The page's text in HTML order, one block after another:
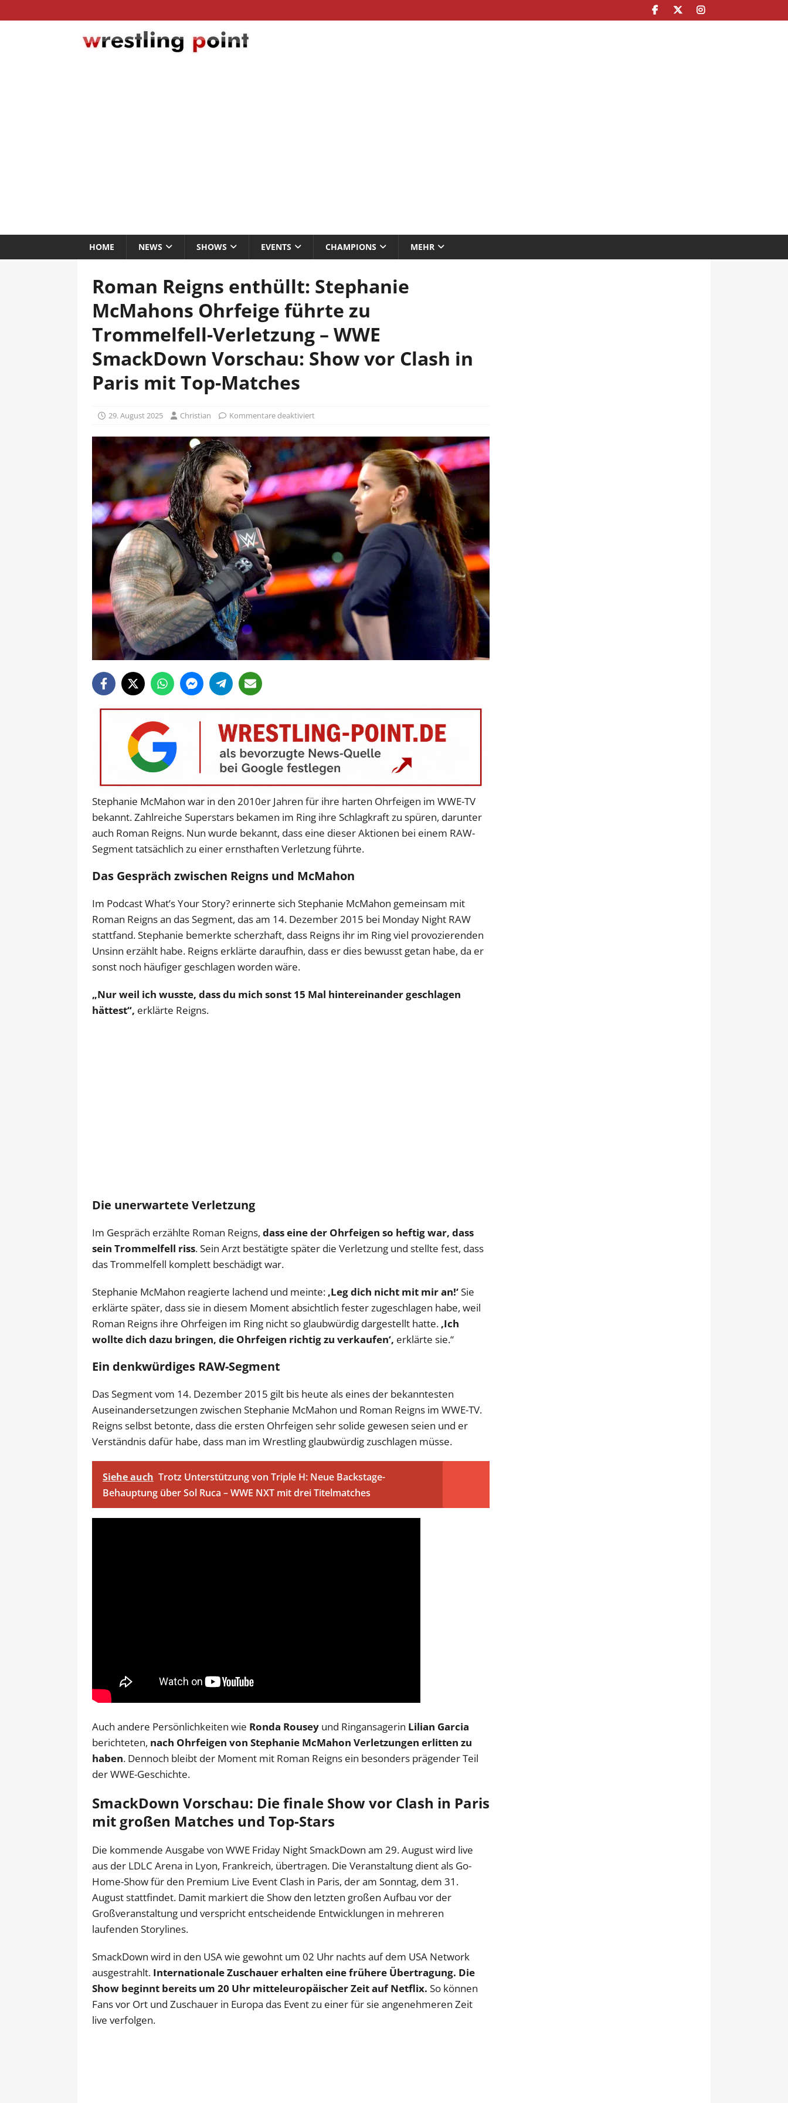
HOME NEWS SHOWS EVENTS CHAMPIONS MEHR
Roman Reigns enthüllt: Stephanie
McMahons Ohrfeige führte zu
Trommelfell-Verletzung – WWE
SmackDown Vorschau: Show vor Clash in
Paris mit Top-Matches
29. August 2025 Christian Kommentare deaktiviert
Stephanie McMahon war in den 2010er Jahren für ihre harten Ohrfeigen im WWE-TV
bekannt. Zahlreiche Superstars bekamen im Ring ihre Schlagkraft zu spüren, darunter
auch Roman Reigns. Nun wurde bekannt, dass eine dieser Aktionen bei einem RAW-
Segment tatsächlich zu einer ernsthaften Verletzung führte.
Das Gespräch zwischen Reigns und McMahon
Im Podcast What’s Your Story? erinnerte sich Stephanie McMahon gemeinsam mit
Roman Reigns an das Segment, das am 14. Dezember 2015 bei Monday Night RAW
stattfand. Stephanie bemerkte scherzhaft, dass Reigns ihr im Ring viel provozierenden
Unsinn erzählt habe. Reigns erklärte daraufhin, dass er dies bewusst getan habe, da er
sonst noch häufiger geschlagen worden wäre.
„Nur weil ich wusste, dass du mich sonst 15 Mal hintereinander geschlagen
hättest“, erklärte Reigns.
Die unerwartete Verletzung
Im Gespräch erzählte Roman Reigns, dass eine der Ohrfeigen so heftig war, dass
sein Trommelfell riss. Sein Arzt bestätigte später die Verletzung und stellte fest, dass
das Trommelfell komplett beschädigt war.
Stephanie McMahon reagierte lachend und meinte: ‚Leg dich nicht mit mir an!‘Sie
erklärte später, dass sie in diesem Moment absichtlich fester zugeschlagen habe, weil
Roman Reigns ihre Ohrfeigen im Ring nicht so glaubwürdig dargestellt hatte. ‚Ich
wollte dich dazu bringen, die Ohrfeigen richtig zu verkaufen‘, erklärte sie.“
Ein denkwürdiges RAW-Segment
Das Segment vom 14. Dezember 2015 gilt bis heute als eines der bekanntesten
Auseinandersetzungen zwischen Stephanie McMahon und Roman Reigns im WWE-TV.
Reigns selbst betonte, dass die ersten Ohrfeigen sehr solide gewesen seien und er
Verständnis dafür habe, dass man im Wrestling glaubwürdig zuschlagen müsse.
Siehe auch Trotz Unterstützung von Triple H: Neue Backstage-
Behauptung über Sol Ruca – WWE NXT mit drei Titelmatches
Auch andere Persönlichkeiten wie Ronda Rousey und Ringansagerin Lilian Garcia
berichteten, nach Ohrfeigen von Stephanie McMahon Verletzungen erlitten zu
haben. Dennoch bleibt der Moment mit Roman Reigns ein besonders prägender Teil
der WWE-Geschichte.
SmackDown Vorschau: Die finale Show vor Clash in Paris
mit großen Matches und Top-Stars
Die kommende Ausgabe von WWE Friday Night SmackDown am 29. August wird live
aus der LDLC Arena in Lyon, Frankreich, übertragen. Die Veranstaltung dient als Go-
Home-Show für den Premium Live Event Clash in Paris, der am Sonntag, dem 31.
August stattfindet. Damit markiert die Show den letzten großen Aufbau vor der
Großveranstaltung und verspricht entscheidende Entwicklungen in mehreren
laufenden Storylines.
SmackDown wird in den USA wie gewohnt um 02 Uhr nachts auf dem USA Network
ausgestrahlt. Internationale Zuschauer erhalten eine frühere Übertragung. Die
Show beginnt bereits um 20 Uhr mitteleuropäischer Zeit auf Netflix. So können
Fans vor Ort und Zuschauer in Europa das Event zu einer für sie angenehmeren Zeit
live verfolgen.